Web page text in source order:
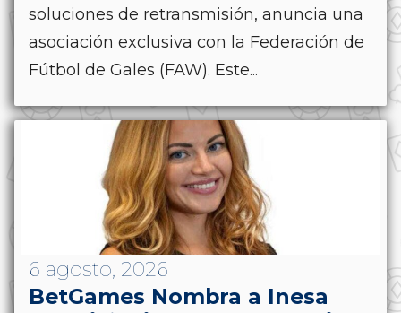
soluciones de retransmisión, anuncia una
asociación exclusiva con la Federación de
Fútbol de Gales (FAW). Este...
6 agosto, 2026
BetGames Nombra a Inesa